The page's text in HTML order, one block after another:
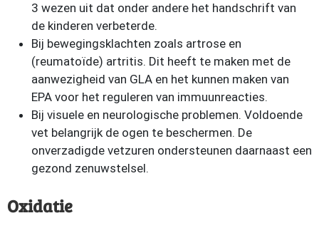
3 wezen uit dat onder andere het handschrift van
de kinderen verbeterde.
Bij bewegingsklachten zoals artrose en
(reumatoïde) artritis. Dit heeft te maken met de
aanwezigheid van GLA en het kunnen maken van
EPA voor het reguleren van immuunreacties.
Bij visuele en neurologische problemen. Voldoende
vet belangrijk de ogen te beschermen. De
onverzadigde vetzuren ondersteunen daarnaast een
gezond zenuwstelsel.
Oxidatie